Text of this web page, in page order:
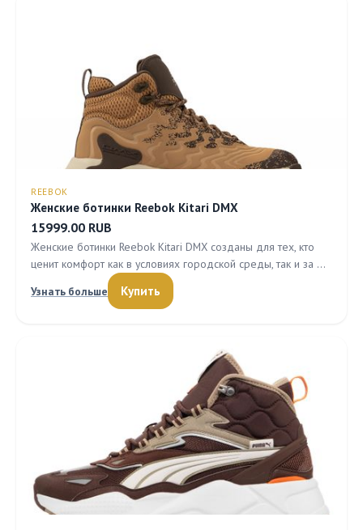
REEBOK
Женские ботинки Reebok Kitari DMX
15999.00 RUB
Женские ботинки Reebok Kitari DMX созданы для тех, кто
ценит комфорт как в условиях городской среды, так и за …
Узнать больше
Купить